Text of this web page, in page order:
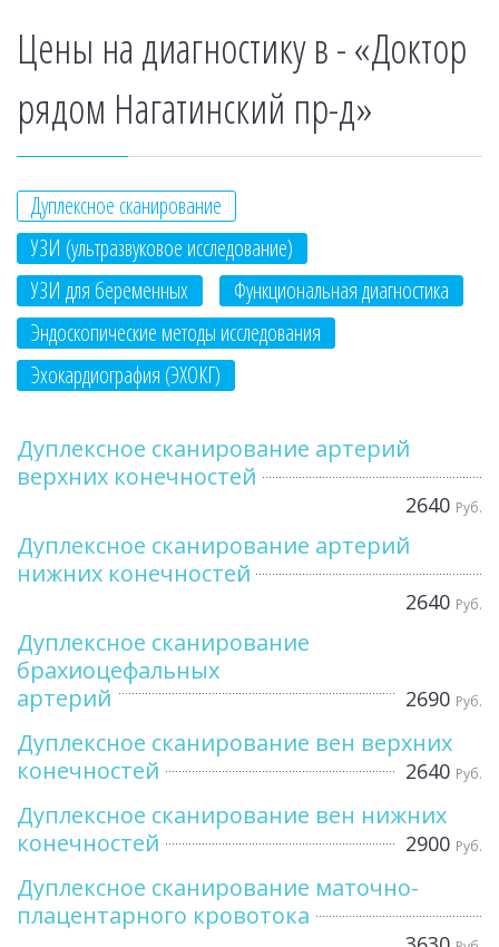
Цены на диагностику в - «Доктор
рядом Нагатинский пр-д»
Дуплексное сканирование
УЗИ (ультразвуковое исследование)
УЗИ для беременных
Функциональная диагностика
Эндоскопические методы исследования
Эхокардиография (ЭХОКГ)
Дуплексное сканирование артерий
верхних конечностей
2640 Руб.
Дуплексное сканирование артерий
нижних конечностей
2640 Руб.
Дуплексное сканирование
брахиоцефальных
артерий
2690 Руб.
Дуплексное сканирование вен верхних
конечностей
2640 Руб.
Дуплексное сканирование вен нижних
конечностей
2900 Руб.
Дуплексное сканирование маточно-
плацентарного кровотока